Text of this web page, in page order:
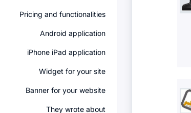
Pricing and functionalities
Android application
iPhone iPad application
Widget for your site
Banner for your website
They wrote about